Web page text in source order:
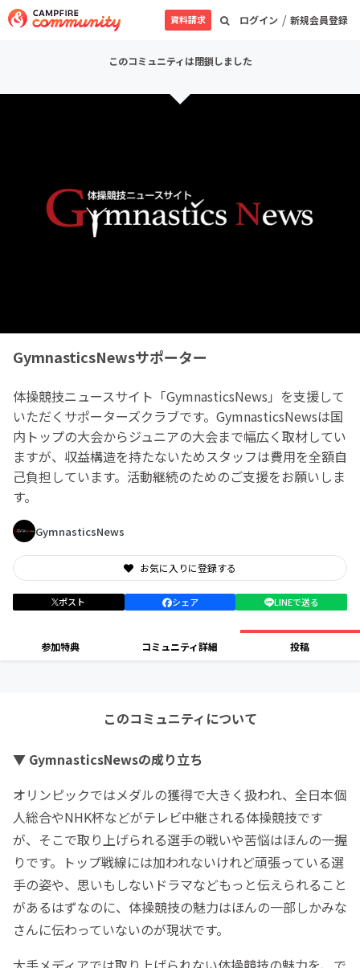
ログイン / 新規会員登録
資料請求
このコミュニティは閉鎖しました
GymnasticsNewsサポーター
体操競技ニュースサイト「GymnasticsNews」を支援して
いただくサポーターズクラブです。GymnasticsNewsは国
内トップの大会からジュニアの大会まで幅広く取材してい
ますが、収益構造を持たないためスタッフは費用を全額自
己負担しています。活動継続のためのご支援をお願いしま
す。
GymnasticsNews
お気に入りに登録する
ポスト シェア LINEで送る
参加特典 コミュニティ詳細 投稿
このコミュニティについて
▼ GymnasticsNewsの成り立ち
オリンピックではメダルの獲得で大きく扱われ、全日本個
人総合やNHK杯などがテレビ中継される体操競技です
が、そこで取り上げられる選手の戦いや苦悩はほんの一握
りです。トップ戦線には加われないけれど頑張っている選
手の姿や、思いもしないドラマなどもっと伝えられること
があるはずなのに、体操競技の魅力はほんの一部しかみな
さんに伝わっていないのが現状です。